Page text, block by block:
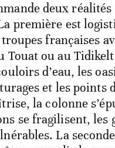
deux réalités
première est
françaises
Touat ou au
d’eau, les
et les points
la colonne
se fragilisent, les
La